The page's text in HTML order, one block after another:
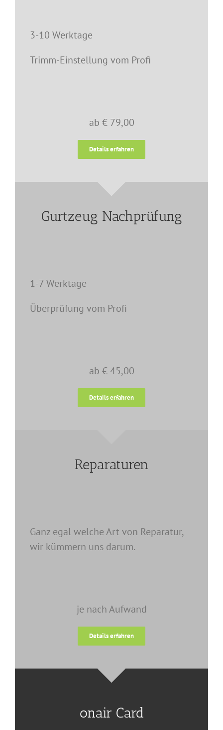
3-10 Werktage
Trimm-Einstellung vom Profi
ab € 79,00
Details erfahren
Gurtzeug Nachprüfung
1-7 Werktage
Überprüfung vom Profi
ab € 45,00
Details erfahren
Reparaturen
Ganz egal welche Art von Reparatur,
wir kümmern uns darum.
je nach Aufwand
Details erfahren
onair Card